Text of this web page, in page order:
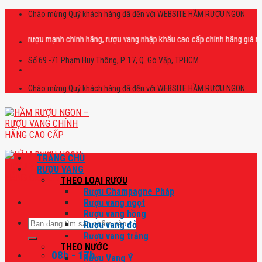
Skip
content
Chào mừng Quý khách hàng đã đến với WEBSITE HẦM RƯỢU NGON
rượu mạnh chính hãng, rượu vang nhập khẩu cao cấp chính hãng giá rẻ số
Số 69 -71 Phạm Huy Thông, P. 17, Q. Gò Vấp, TPHCM
Chào mừng Quý khách hàng đã đến với WEBSITE HẦM RƯỢU NGON
Tìm
kiếm:
08h - 17h
TRANG CHỦ
RƯỢU VANG
THEO LOẠI RƯỢU
Rượu Champagne Pháp
Rượu vang ngọt
Rượu vang hồng
Rượu vang đỏ
Rượu vang trắng
THEO NƯỚC
Rượu Vang Ý